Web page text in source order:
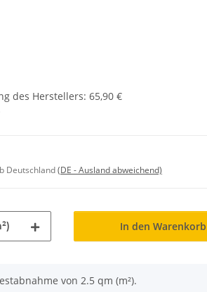
des Herstellers: 65,90 €
Deutschland(DE - Ausland abweichend)
In den Warenkorb
von 2.5 qm (m²).